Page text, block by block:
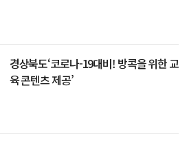
경상북도‘코로나-19대비! 방콕을 위한 교
육 콘텐츠 제공’